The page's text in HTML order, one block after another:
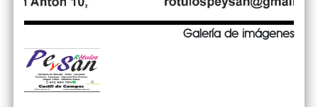
Galería de imágenes